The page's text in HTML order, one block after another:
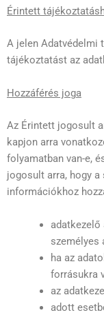
Érintett
A jelen Adatvédelmi
tájékoztatást az
Hozzáférés joga
Az Érintett jogosult
kapjon arra
folyamatban van-e,
jogosult arra, hogy
információkhoz
személyes
ha az
forrásukra
az
adott